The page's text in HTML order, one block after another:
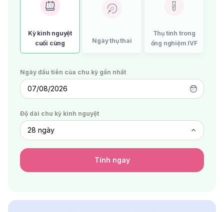
Kỳ kinh nguyệt
cuối cùng
Ngày thụ thai
Thụ tinh trong
ống nghiệm IVF
Ngày đầu tiên của chu kỳ gần nhất
07/08/2026
Độ dài chu kỳ kinh nguyệt
Tính ngay